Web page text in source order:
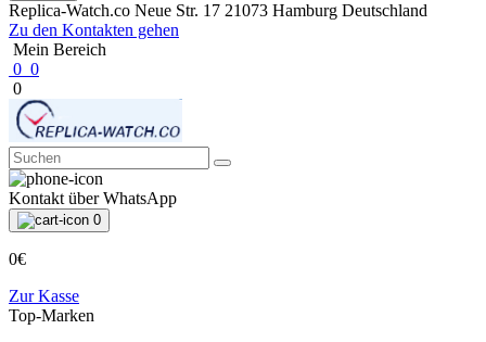
Replica-Watch.co Neue Str. 17 21073 Hamburg Deutschland
Zu den Kontakten gehen
Mein Bereich
0 0
0
Kontakt über WhatsApp
0
0€
Zur Kasse
Top-Marken